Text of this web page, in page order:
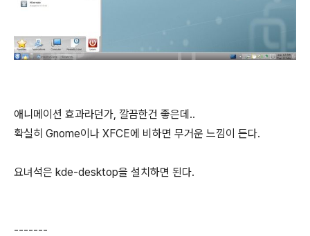
애니메이션 효과라던가, 깔끔한건 좋은데..
확실히 Gnome이나 XFCE에 비하면 무거운 느낌이 든다.
요녀석은 kde-desktop을 설치하면 된다.
-------